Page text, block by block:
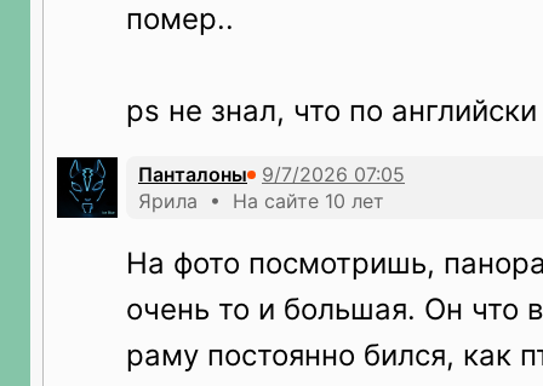
помер..
ps не знал, что по
Панталоны
Ярила • На сайте 10 лет
На фото посмотришь,
очень то и большая. Он что
раму постоянно бился, как